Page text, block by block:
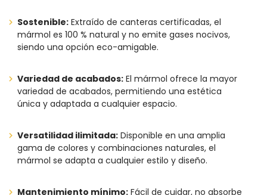
Sostenible: Extraído de canteras certificadas, el
mármol es 100 % natural y no emite gases nocivos,
siendo una opción eco-amigable.
Variedad de acabados: El mármol ofrece la mayor
variedad de acabados, permitiendo una estética
única y adaptada a cualquier espacio.
Versatilidad ilimitada: Disponible en una amplia
gama de colores y combinaciones naturales, el
mármol se adapta a cualquier estilo y diseño.
Mantenimiento mínimo: Fácil de cuidar, no absorbe